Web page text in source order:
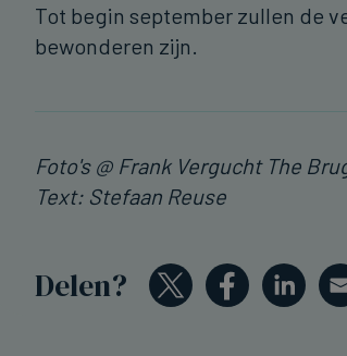
Tot begin september zullen de
bewonderen zijn.
Foto's @ Frank Vergucht The
Text: Stefaan Reuse
Delen?